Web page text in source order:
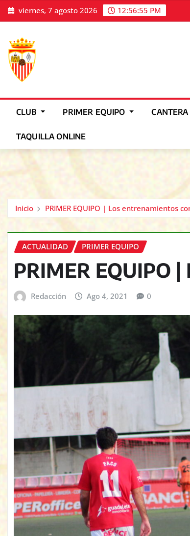
Saltar
al
viernes, 7 agosto 2026 12:56:58 PM
CLUB PRIMER EQUIPO CANTERA
TAQUILLA ONLINE
Inicio PRIMER EQUIPO | Los entrenamientos
ACTUALIDAD PRIMER EQUIPO
PRIMER EQUIPO
Redacción Ago 4, 2021 0